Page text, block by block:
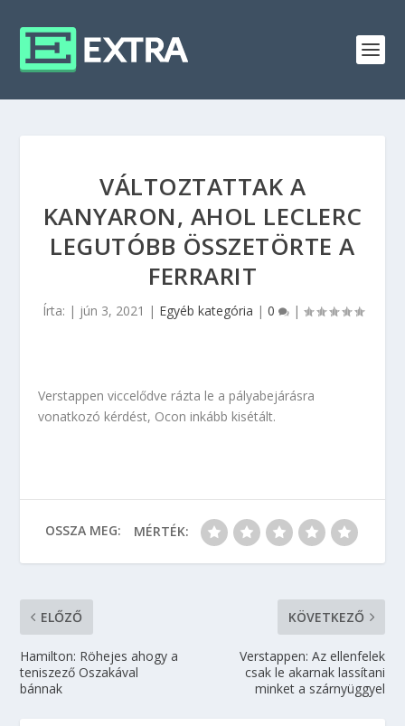
VÁLTOZTATTAK A
KANYARON, AHOL LECLERC
LEGUTÓBB ÖSSZETÖRTE A
FERRARIT
Írta: | jún 3, 2021 | Egyéb kategória | 0 |
Verstappen viccelődve rázta le a pályabejárásra
vonatkozó kérdést, Ocon inkább kisétált.
OSSZA MEG: MÉRTÉK:
ELŐZŐ
Hamilton: Röhejes ahogy a
teniszező Oszakával
bánnak
KÖVETKEZŐ
Verstappen: Az ellenfelek
csak le akarnak lassítani
minket a szárnyüggyel